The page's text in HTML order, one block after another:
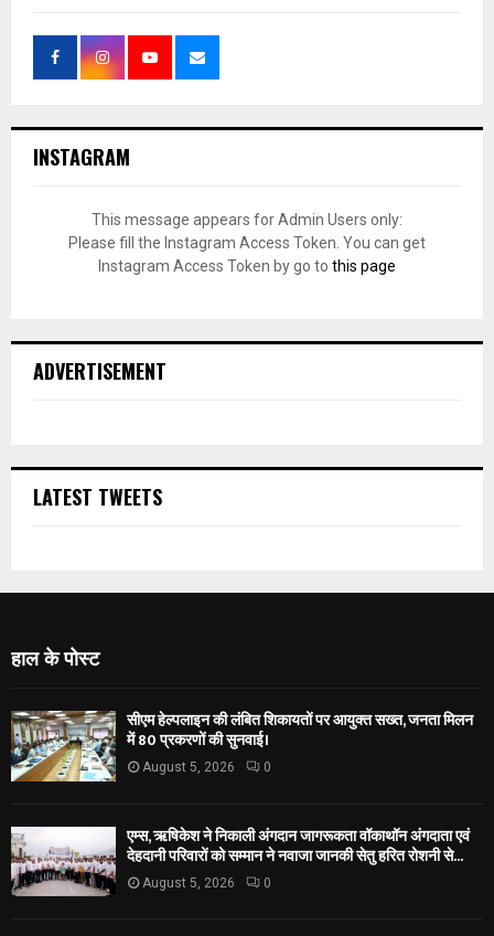
INSTAGRAM
This message appears for Admin Users only:
Please fill the Instagram Access Token. You can get
Instagram Access Token by go to this page
ADVERTISEMENT
LATEST TWEETS
हाल के पोस्ट
सीएम हेल्पलाइन की लंबित शिकायतों पर आयुक्त सख्त, जनता मिलन
में 80 प्रकरणों की सुनवाई।
August 5, 2026 0
एम्स, ऋषिकेश ने निकाली अंगदान जागरूकता वॉकाथॉन अंगदाता एवं
देहदानी परिवारों को सम्मान ने नवाजा जानकी सेतु हरित रोशनी से...
August 5, 2026 0